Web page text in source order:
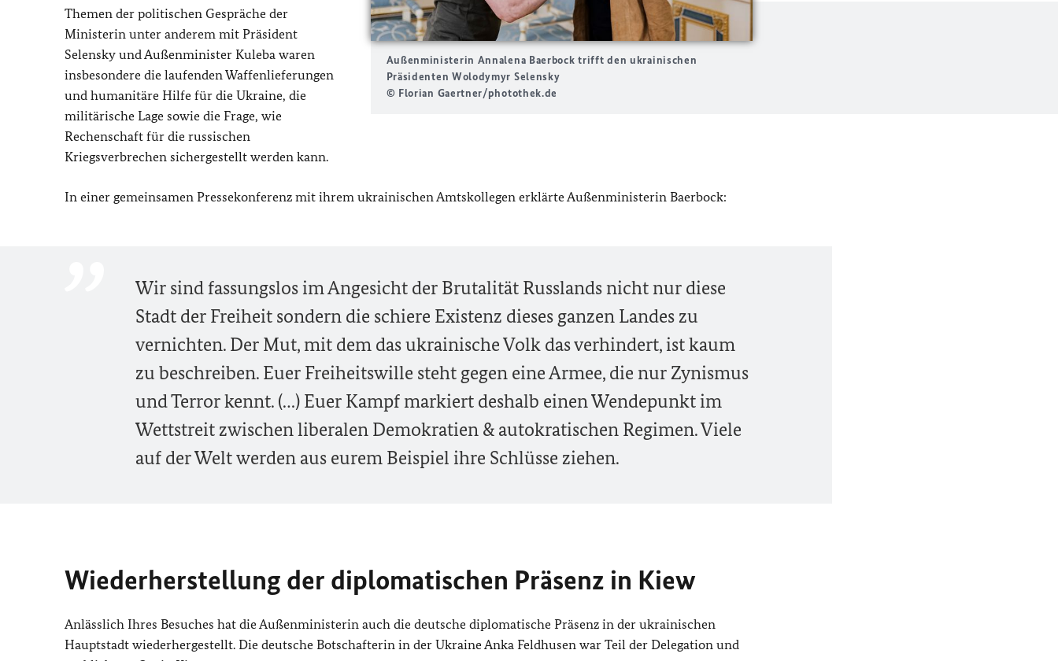
Außenministerin Annalena Baerbock trifft den ukrainischen
Präsidenten Wolodymyr Selensky
© Florian Gaertner/photothek.de
Themen der politischen Gespräche der
Ministerin unter anderem mit Präsident
Selensky und Außenminister Kuleba waren
insbesondere die laufenden Waffenlieferungen
und humanitäre Hilfe für die Ukraine, die
militärische Lage sowie die Frage, wie
Rechenschaft für die russischen
Kriegsverbrechen sichergestellt werden kann.
In einer gemeinsamen Pressekonferenz mit ihrem ukrainischen Amtskollegen erklärte Außenministerin Baerbock:
Wir sind fassungslos im Angesicht der Brutalität Russlands nicht nur diese
Stadt der Freiheit sondern die schiere Existenz dieses ganzen Landes zu
vernichten. Der Mut, mit dem das ukrainische Volk das verhindert, ist kaum
zu beschreiben. Euer Freiheitswille steht gegen eine Armee, die nur Zynismus
und Terror kennt. (…) Euer Kampf markiert deshalb einen Wendepunkt im
Wettstreit zwischen liberalen Demokratien & autokratischen Regimen. Viele
auf der Welt werden aus eurem Beispiel ihre Schlüsse ziehen.
Wiederherstellung der diplomatischen Präsenz in Kiew
Anlässlich Ihres Besuches hat die Außenministerin auch die deutsche diplomatische Präsenz in der ukrainischen
Hauptstadt wiederhergestellt. Die deutsche Botschafterin in der Ukraine Anka Feldhusen war Teil der Delegation und